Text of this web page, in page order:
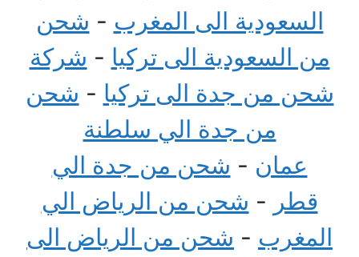
السعودية الى المغرب - شحن
من السعودية الى تركيا - شركة
شحن من جدة الى تركيا - شحن
من جدة الي سلطنة
عمان - شحن من جدة الي
قطر - شحن من الرياض الي
المغرب - شحن من الرياض الى